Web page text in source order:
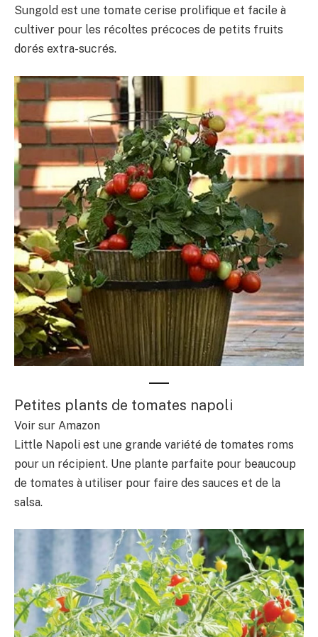
Sungold est une tomate cerise prolifique et facile à
cultiver pour les récoltes précoces de petits fruits
dorés extra-sucrés.
Petites plants de tomates napoli
Voir sur Amazon
Little Napoli est une grande variété de tomates roms
pour un récipient. Une plante parfaite pour beaucoup
de tomates à utiliser pour faire des sauces et de la
salsa.